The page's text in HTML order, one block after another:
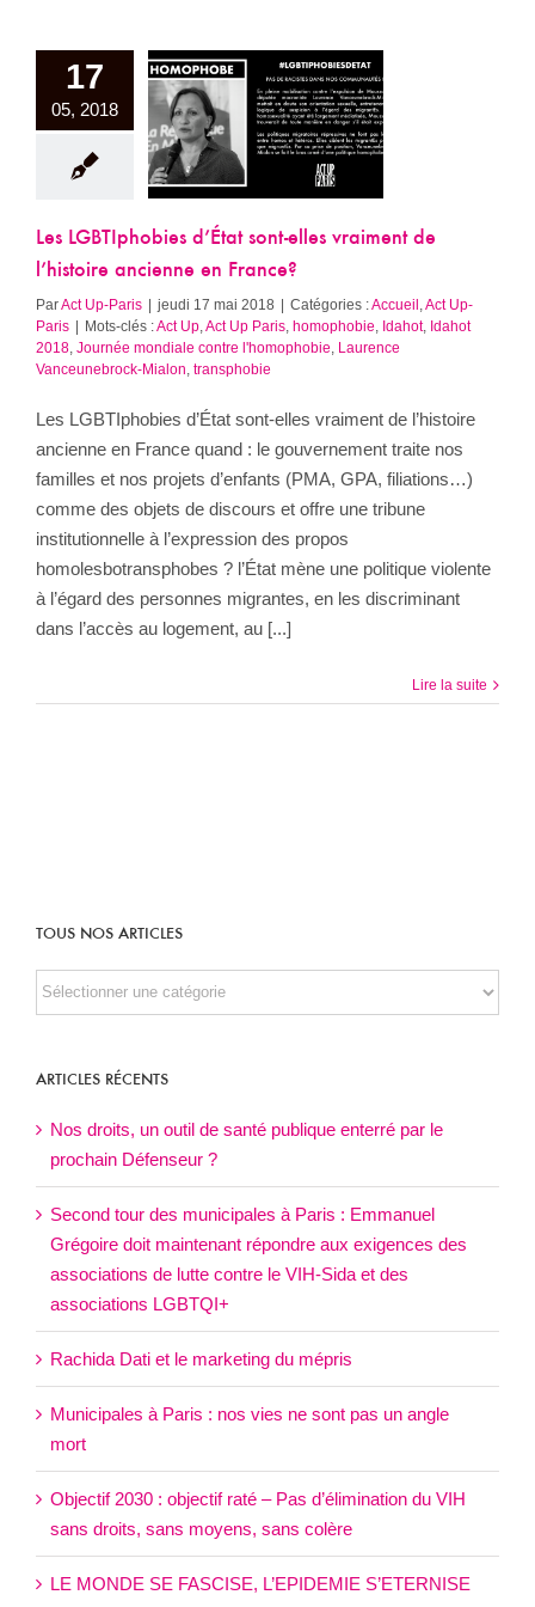
17
05, 2018
d’État
vraiment de
ancienne en
Les LGBTIphobies d’État sont-elles vraiment de
l’histoire ancienne en France?
ParAct Up-Paris | jeudi 17 mai 2018 | Catégories :Accueil Act Up-
Paris | Mots-clés :Act Up Act Up Paris homophobie Idahot, Idahot
2018 Journée mondiale contre l'homophobie Laurence
Vanceunebrock-Mialon transphobie
Les LGBTIphobies d’État sont-elles vraiment de l’histoire
ancienne en France quand : le gouvernement traite nos
familles et nos projets d’enfants (PMA, GPA, filiations…)
comme des objets de discours et offre une tribune
institutionnelle à l’expression des propos
homolesbotransphobes ? l’État mène une politique violente
à l’égard des personnes migrantes, en les discriminant
dans l’accès au logement, au [...]
Lire la suite
TOUS NOS ARTICLES
TOUS
NOS
ARTICLES RÉCENTS
Nos droits, un outil de santé publique enterré par le
prochain Défenseur ?
Second tour des municipales à Paris : Emmanuel
Grégoire doit maintenant répondre aux exigences des
associations de lutte contre le VIH-Sida et des
associations LGBTQI+
Rachida Dati et le marketing du mépris
Municipales à Paris : nos vies ne sont pas un angle
mort
Objectif 2030 : objectif raté – Pas d’élimination du VIH
sans droits, sans moyens, sans colère
LE MONDE SE FASCISE, L’EPIDEMIE S’ETERNISE